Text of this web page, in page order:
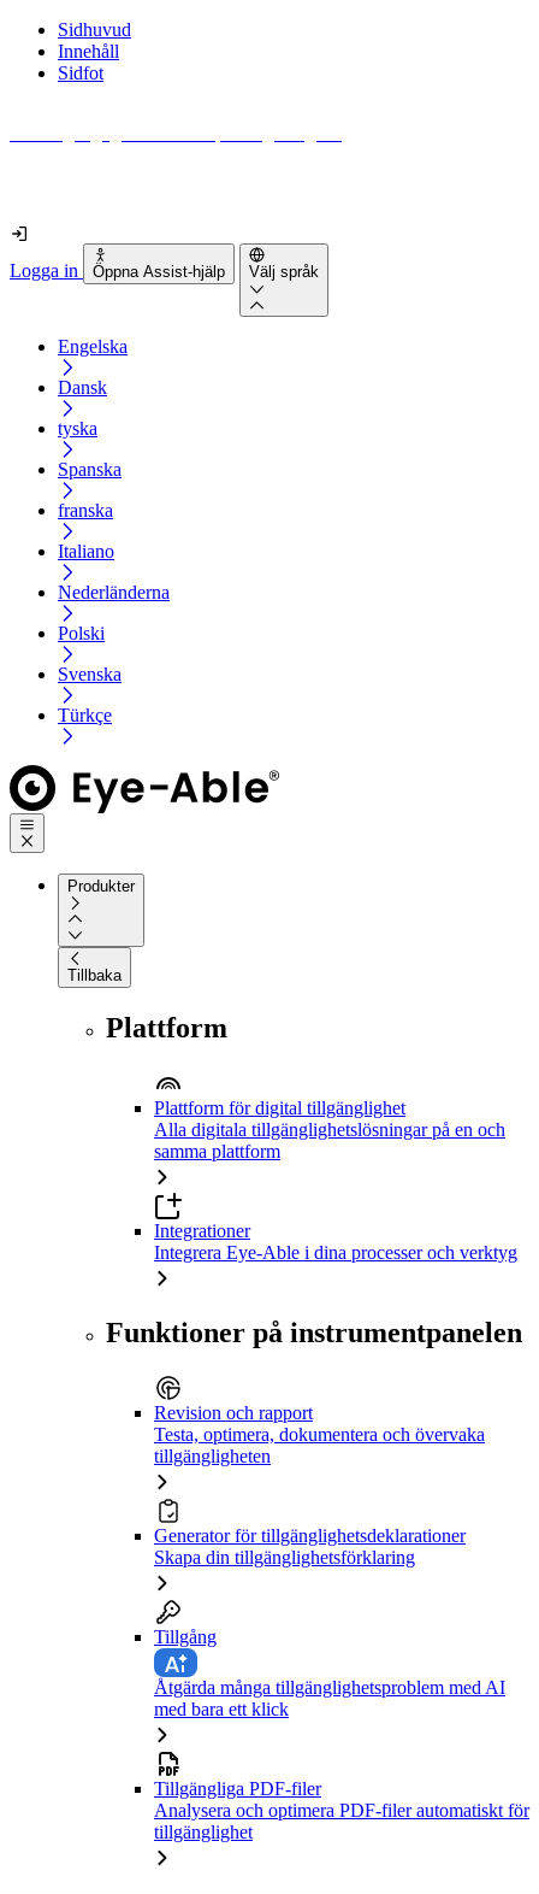
Sidhuvud
Innehåll
Sidfot
Logga in Öppna Assist-hjälp Välj språk
Engelska
Dansk
tyska
Spanska
franska
Italiano
Nederländerna
Polski
Svenska
Türkçe
Produkter
Tillbaka
Plattform
Plattform för digital tillgänglighet
Alla digitala tillgänglighetslösningar på en och
samma plattform
Integrationer
Integrera Eye-Able i dina processer och verktyg
Funktioner på instrumentpanelen
Revision och rapport
Testa, optimera, dokumentera och övervaka
tillgängligheten
Generator för tillgänglighetsdeklarationer
Skapa din tillgänglighetsförklaring
Tillgång
Åtgärda många tillgänglighetsproblem med AI
med bara ett klick
Tillgängliga PDF-filer
Analysera och optimera PDF-filer automatiskt för
tillgänglighet